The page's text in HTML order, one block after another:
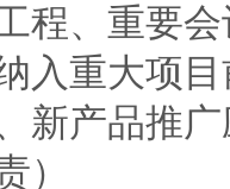
程、重要
入重大项
新产品推
）